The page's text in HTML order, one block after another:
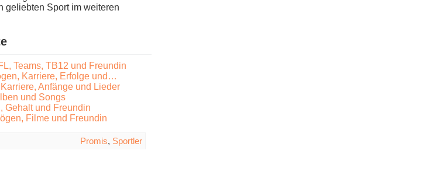
geliebten Sport i​m weiteren
Teams, TB12 und Freundin
Karriere, Erfolge und…
Anfänge und Lieder
und Songs
Gehalt und Freundin
Filme und Freundin
Promis, Sportler